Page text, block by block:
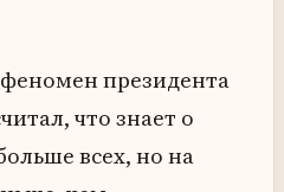
президента
что знает о
всех, но на